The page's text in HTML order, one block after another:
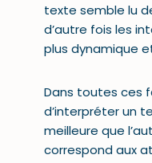
texte semble lu
d’autre fois les
plus dynamique
Dans toutes ces
d’interpréter un
meilleure que
correspond aux